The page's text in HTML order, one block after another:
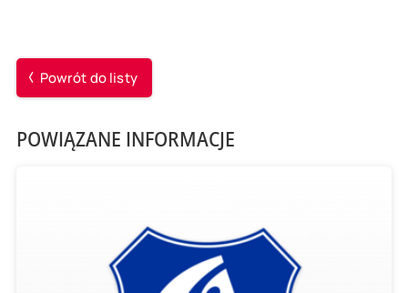
Powrót do listy
POWIĄZANE INFORMACJE